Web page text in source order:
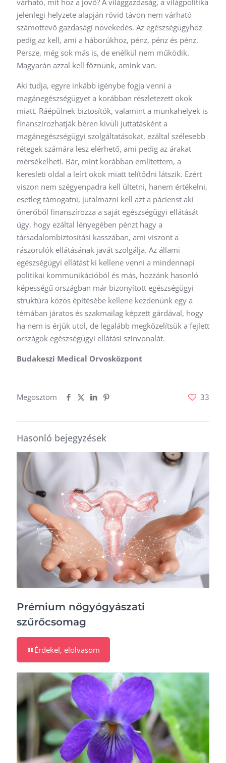
várható, mit hoz a jövő? A világgazdaság, a világpolitika
jelenlegi helyzete alapján rövid távon nem várható
számottevő gazdasági növekedés. Az egészségügyhöz
pedig az kell, ami a háborúkhoz, pénz, pénz és pénz.
Persze, még sok más is, de enélkül nem működik.
Magyarán azzal kell főznünk, amink van.
Aki tudja, egyre inkább igénybe fogja venni a
magánegészségügyet a korábban részletezett okok
miatt. Ráépülnek biztosítók, valamint a munkahelyek is
finanszírozhatják béren kívüli juttatásként a
magánegészségügyi szolgáltatásokat, ezáltal szélesebb
rétegek számára lesz elérhető, ami pedig az árakat
mérsékelheti. Bár, mint korábban említettem, a
keresleti oldal a leírt okok miatt telítődni látszik. Ezért
viszon nem szégyenpadra kell ültetni, hanem értékelni,
esetleg támogatni, jutalmazni kell azt a pácienst aki
önerőből finanszírozza a saját egészségügyi ellátását
úgy, hogy ezáltal lényegében pénzt hagy a
társadalombiztosítási kasszában, ami viszont a
rászorulók ellátásának javát szolgálja. Az állami
egészségügyi ellátást ki kellene venni a mindennapi
politikai kommunikációból és más, hozzánk hasonló
képességű országban már bizonyított egészségügyi
struktúra közös építésébe kellene kezdenünk egy a
témában járatos és szakmailag képzett gárdával, hogy
ha nem is érjük utol, de legalább megközelítsük a fejlett
országok egészségügyi ellátási színvonalát.
Budakeszi Medical Orvosközpont
Megosztom 33
Hasonló bejegyzések
Prémium nőgyógyászati
szűrőcsomag
Érdekel, elolvasom